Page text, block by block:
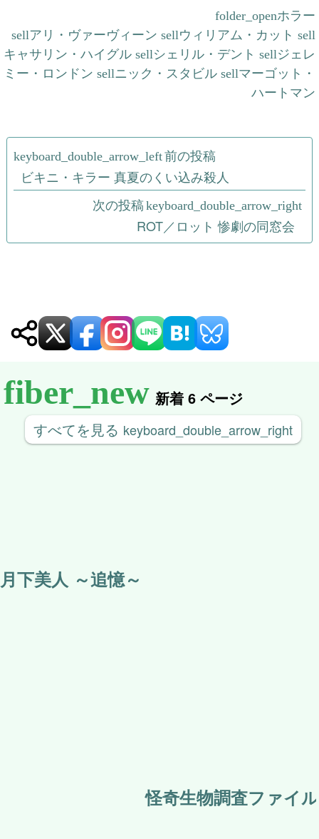
ホラー
アリ・ヴァーヴィーン
ウィリアム・カット
キャサリン・ハイグル
シェリル・デント
ジェレ
ミー・ロンドン
ニック・スタビル
マーゴット・
ハートマン
投
ョ
前の投稿
ビキニ・キラー 真夏のくい込み殺人
次の投稿
ROT／ロット 惨劇の同窓会
新着 6 ページ
すべてを見る keyboard_double_arrow_right
月下美人 ～追憶～
怪奇生物調査ファイ